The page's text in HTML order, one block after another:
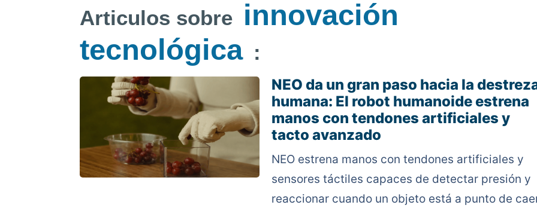
Articulos sobre innovación
tecnológica :
NEO da un gran paso hacia la
humana: El robot humanoide estrena
manos con tendones artificiales y
tacto avanzado
NEO estrena manos con tendones artificiales y
sensores táctiles capaces de detectar presión y
reaccionar cuando un objeto está a punto de